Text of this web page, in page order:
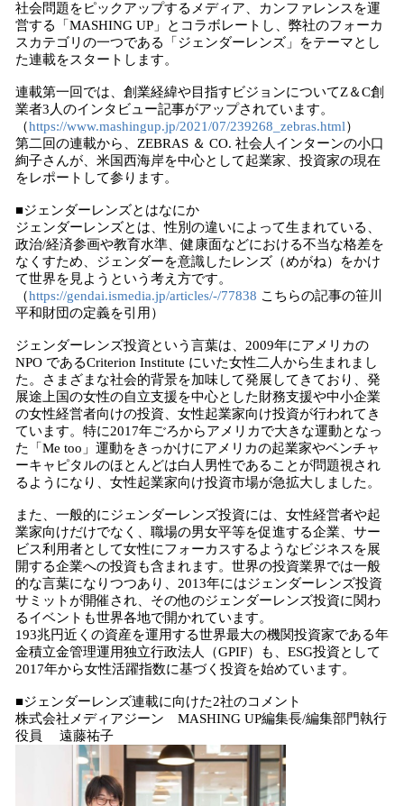
社会問題をピックアップするメディア、カンファレンスを運
営する「MASHING UP」とコラボレートし、弊社のフォーカ
スカテゴリの一つである「ジェンダーレンズ」をテーマとし
た連載をスタートします。
連載第一回では、創業経緯や目指すビジョンについてZ＆C創
業者3人のインタビュー記事がアップされています。
（https://www.mashingup.jp/2021/07/239268_zebras.html）
第二回の連載から、ZEBRAS ＆ CO. 社会人インターンの小口
絢子さんが、米国西海岸を中心として起業家、投資家の現在
をレポートして参ります。
■ジェンダーレンズとはなにか
ジェンダーレンズとは、性別の違いによって生まれている、
政治/経済参画や教育水準、健康面などにおける不当な格差を
なくすため、ジェンダーを意識したレンズ（めがね）をかけ
て世界を見ようという考え方です。
（https://gendai.ismedia.jp/articles/-/77838 こちらの記事の笹川
平和財団の定義を引用）
ジェンダーレンズ投資という言葉は、2009年にアメリカの
NPO であるCriterion Institute にいた女性二人から生まれまし
た。さまざまな社会的背景を加味して発展してきており、発
展途上国の女性の自立支援を中心とした財務支援や中小企業
の女性経営者向けの投資、女性起業家向け投資が行われてき
ています。特に2017年ごろからアメリカで大きな運動となっ
た「Me too」運動をきっかけにアメリカの起業家やベンチャ
ーキャピタルのほとんどは白人男性であることが問題視され
るようになり、女性起業家向け投資市場が急拡大しました。
また、一般的にジェンダーレンズ投資には、女性経営者や起
業家向けだけでなく、職場の男女平等を促進する企業、サー
ビス利用者として女性にフォーカスするようなビジネスを展
開する企業への投資も含まれます。世界の投資業界では一般
的な言葉になりつつあり、2013年にはジェンダーレンズ投資
サミットが開催され、その他のジェンダーレンズ投資に関わ
るイベントも世界各地で開かれています。
193兆円近くの資産を運用する世界最大の機関投資家である年
金積立金管理運用独立行政法人（GPIF）も、ESG投資として
2017年から女性活躍指数に基づく投資を始めています。
■ジェンダーレンズ連載に向けた2社のコメント
株式会社メディアジーン MASHING UP編集長/編集部門執行
役員 遠藤祐子